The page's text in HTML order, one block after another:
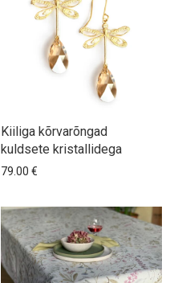
Kiiliga kõrvarõngad
kuldsete kristallidega
79.00 €